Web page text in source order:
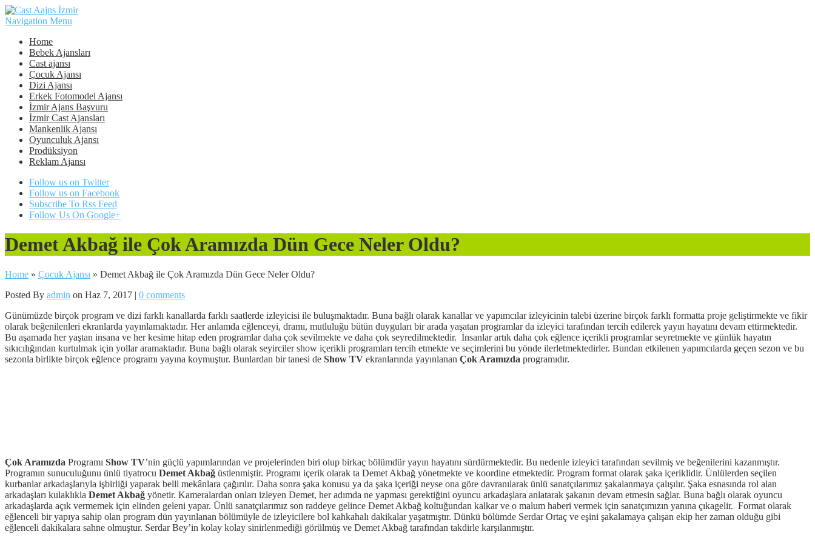
Navigation Menu
Home
Bebek Ajansları
Cast ajansı
Çocuk Ajansı
Dizi Ajansı
Erkek Fotomodel Ajansı
İzmir Ajans Başvuru
İzmir Cast Ajansları
Mankenlik Ajansı
Oyunculuk Ajansı
Prodüksiyon
Reklam Ajansı
Follow us on Twitter
Follow us on Facebook
Subscribe To Rss Feed
Follow Us On Google+
Demet Akbağ ile Çok Aramızda Dün Gece Neler Oldu?
Home » Çocuk Ajansı » Demet Akbağ ile Çok Aramızda Dün Gece Neler Oldu?
Posted By admin on Haz 7, 2017 | 0 comments
Günümüzde birçok program ve dizi farklı kanallarda farklı saatlerde izleyicisi ile buluşmaktadır. Buna bağlı olarak kanallar ve yapımcılar izleyicinin talebi üzerine birçok farklı formatta proje geliştirmekte ve fikir
olarak beğenilenleri ekranlarda yayınlamaktadır. Her anlamda eğlenceyi, dramı, mutluluğu bütün duyguları bir arada yaşatan programlar da izleyici tarafından tercih edilerek yayın hayatını devam ettirmektedir.
Bu aşamada her yaştan insana ve her kesime hitap eden programlar daha çok sevilmekte ve daha çok seyredilmektedir. İnsanlar artık daha çok eğlence içerikli programlar seyretmekte ve günlük hayatın
sıkıcılığından kurtulmak için yollar aramaktadır. Buna bağlı olarak seyirciler show içerikli programları tercih etmekte ve seçimlerini bu yönde ilerletmektedirler. Bundan etkilenen yapımcılarda geçen sezon ve bu
sezonla birlikte birçok eğlence programı yayına koymuştur. Bunlardan bir tanesi de Show TV ekranlarında yayınlanan Çok Aramızda programıdır.
Çok Aramızda Programı Show TV’nin güçlü yapımlarından ve projelerinden biri olup birkaç bölümdür yayın hayatını sürdürmektedir. Bu nedenle izleyici tarafından sevilmiş ve beğenilerini kazanmıştır.
Programın sunuculuğunu ünlü tiyatrocu Demet Akbağ üstlenmiştir. Programı içerik olarak ta Demet Akbağ yönetmekte ve koordine etmektedir. Program format olarak şaka içeriklidir. Ünlülerden seçilen
kurbanlar arkadaşlarıyla işbirliği yaparak belli mekânlara çağırılır. Daha sonra şaka konusu ya da şaka içeriği neyse ona göre davranılarak ünlü sanatçılarımız şakalanmaya çalışılır. Şaka esnasında rol alan
arkadaşları kulaklıkla Demet Akbağ yönetir. Kameralardan onları izleyen Demet, her adımda ne yapması gerektiğini oyuncu arkadaşlara anlatarak şakanın devam etmesin sağlar. Buna bağlı olarak oyuncu
arkadaşlarda açık vermemek için elinden geleni yapar. Ünlü sanatçılarımız son raddeye gelince Demet Akbağ koltuğundan kalkar ve o malum haberi vermek için sanatçımızın yanına çıkagelir. Format olarak
eğlenceli bir yapıya sahip olan program dün yayınlanan bölümüyle de izleyicilere bol kahkahalı dakikalar yaşatmıştır. Dünkü bölümde Serdar Ortaç ve eşini şakalamaya çalışan ekip her zaman olduğu gibi
eğlenceli dakikalara sahne olmuştur. Serdar Bey’in kolay kolay sinirlenmediği görülmüş ve Demet Akbağ tarafından takdirle karşılanmıştır.